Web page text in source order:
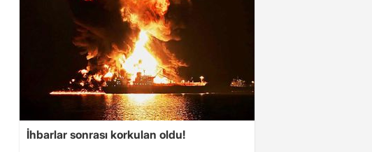
İhbarlar sonrası korkulan oldu!